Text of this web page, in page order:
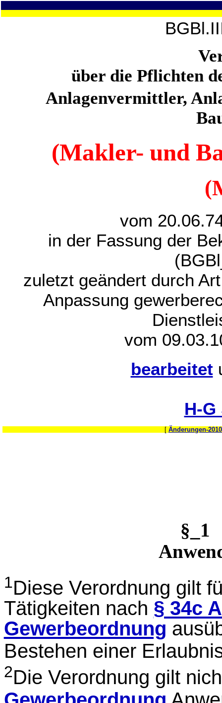
über die Pflichten
Anlagenvermittler,
(Makler- und
vom
in der Fassung der
zuletzt geändert durch
Anpassung
vom
bearbeitet
H-
[ Änderungen-2010
1Diese Verordnung gilt
Tätigkeiten nach § 34c
Gewerbeordnung
Bestehen einer
2Die Verordnung gilt